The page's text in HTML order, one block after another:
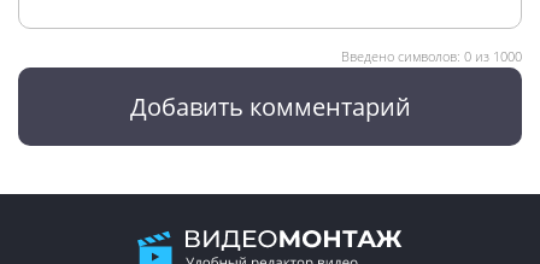
Введено символов: 0 из 1000
Добавить комментарий